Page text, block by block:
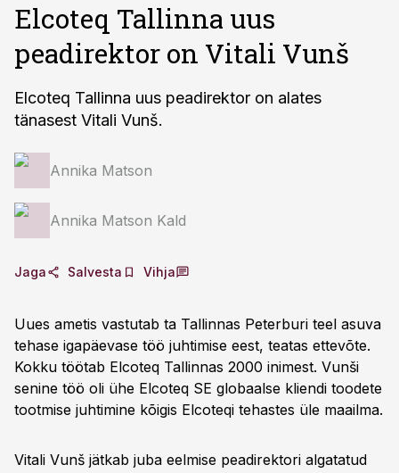
Elcoteq Tallinna uus
peadirektor on Vitali Vunš
Elcoteq Tallinna uus peadirektor on alates
tänasest Vitali Vunš.
Annika Matson
Annika Matson Kald
Jaga Salvesta Vihja
Uues ametis vastutab ta Tallinnas Peterburi teel asuva
tehase igapäevase töö juhtimise eest, teatas ettevõte.
Kokku töötab Elcoteq Tallinnas 2000 inimest. Vunši
senine töö oli ühe Elcoteq SE globaalse kliendi toodete
tootmise juhtimine kõigis Elcoteqi tehastes üle maailma.
Vitali Vunš jätkab juba eelmise peadirektori algatatud